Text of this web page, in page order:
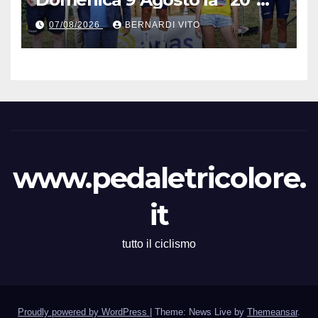
Mare e Monti” nelle terre del
grande Poeta Italiano
Giacomo Leopardi
07/08/2026 BERNARDI VITO
www.pedaletricolore.
it
tutto il ciclismo
Proudly powered by WordPress | Theme: News Live by Themeansar.